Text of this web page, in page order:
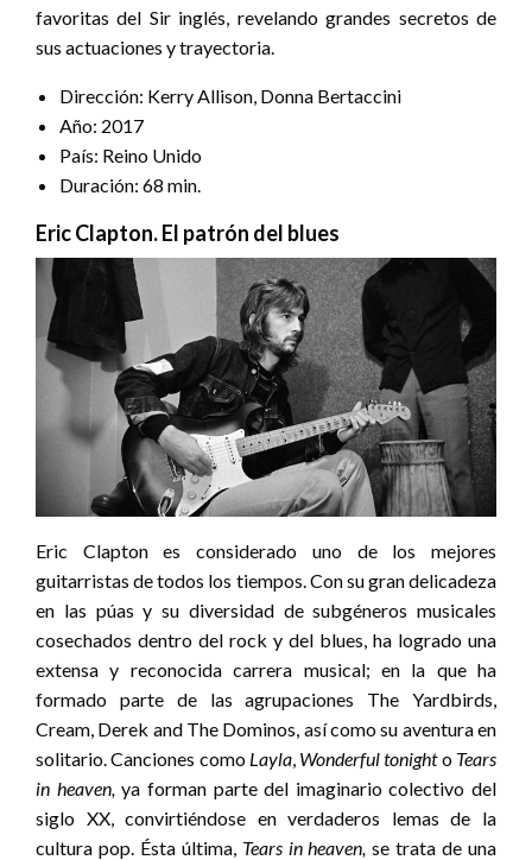
favoritas del Sir inglés, revelando grandes secretos de
sus actuaciones y trayectoria.
Dirección: Kerry Allison, Donna Bertaccini
Año: 2017
País: Reino Unido
Duración: 68 min.
Eric Clapton. El patrón del blues
Eric Clapton es considerado uno de los mejores
guitarristas de todos los tiempos. Con su gran delicadeza
en las púas y su diversidad de subgéneros musicales
cosechados dentro del rock y del blues, ha logrado una
extensa y reconocida carrera musical; en la que ha
formado parte de las agrupaciones The Yardbirds,
Cream, Derek and The Dominos, así como su aventura en
solitario. Canciones como Layla, Wonderful tonighto Tears
in heaven,ya forman parte del imaginario colectivo del
siglo XX, convirtiéndose en verdaderos lemas de la
cultura pop. Ésta última, Tears in heaven, se trata de una